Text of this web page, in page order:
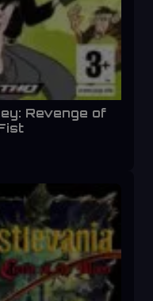
Revenge of